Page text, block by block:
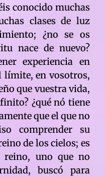
conocido muchas
clases de luz
¿no se os
nace de nuevo?
experiencia en
límite, en vosotros,
que vuestra vida,
¿qué nó tiene
que el que no
comprender su
de los cielos; es
uno que no
buscó para